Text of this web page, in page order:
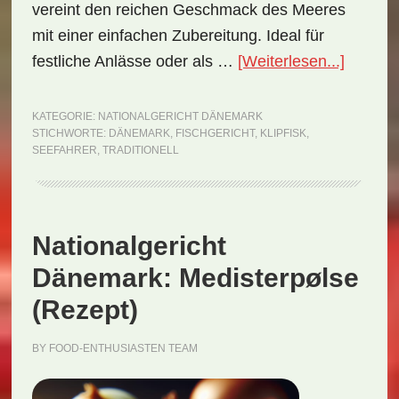
vereint den reichen Geschmack des Meeres
mit einer einfachen Zubereitung. Ideal für
festliche Anlässe oder als … [Weiterlesen...]
KATEGORIE: NATIONALGERICHT DÄNEMARK
STICHWORTE: DÄNEMARK, FISCHGERICHT, KLIPFISK,
SEEFAHRER, TRADITIONELL
Nationalgericht
Dänemark: Medisterpølse
(Rezept)
BY FOOD-ENTHUSIASTEN TEAM